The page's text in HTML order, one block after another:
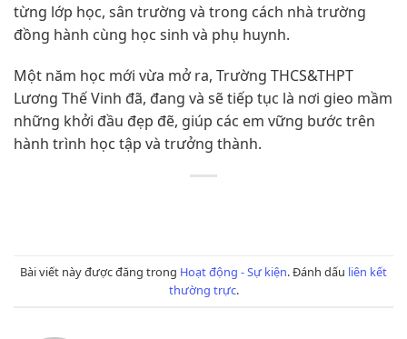
từng lớp học, sân trường và trong cách nhà trường
đồng hành cùng học sinh và phụ huynh.
Một năm học mới vừa mở ra, Trường THCS&THPT
Lương Thế Vinh đã, đang và sẽ tiếp tục là nơi gieo mầm
những khởi đầu đẹp đẽ, giúp các em vững bước trên
hành trình học tập và trưởng thành.
Bài viết này được đăng trong Hoạt động - Sự kiện. Đánh dấu liên kết
thường trực.